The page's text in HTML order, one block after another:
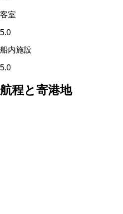
客室
5.0
船内施設
5.0
航程と寄港地